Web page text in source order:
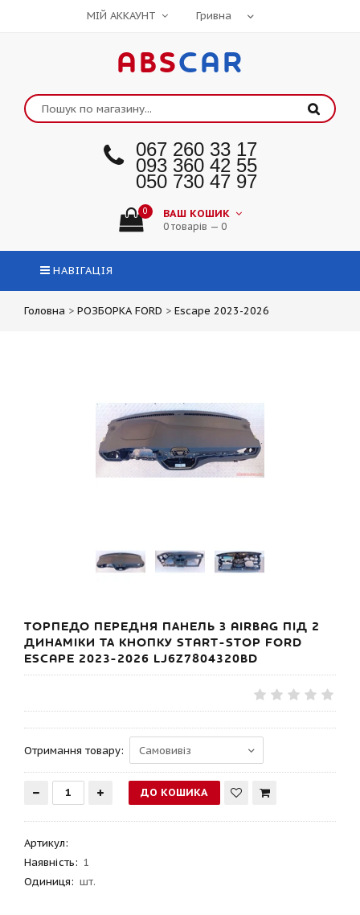
МІЙ АККАУНТ
ABSCAR
067 260 33 17
093 360 42 55
050 730 47 97
0 ВАШ КОШИК
0 товарів — 0
НАВІГАЦІЯ
Головна > РОЗБОРКА FORD > Escape 2023-2026
ТОРПЕДО ПЕРЕДНЯ ПАНЕЛЬ З AIRBAG ПІД 2
ДИНАМІКИ ТА КНОПКУ START-STOP FORD
ESCAPE 2023-2026 LJ6Z7804320BD
Отримання товару:
Артикул:
Наявність: 1
Одиниця: шт.